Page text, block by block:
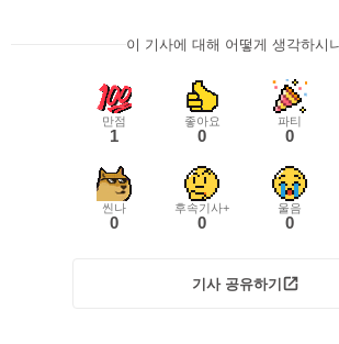
이 기사에 대해 어떻게 생각하시
만점
1
좋아요
0
파티
0
씬나
0
후속기사+
0
울음
0
기사 공유하기